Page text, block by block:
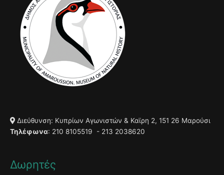
Διεύθυνση: Κυπρίων Αγωνιστών & Καϊρη 2, 151 26 Μαρούσι
Τηλέφωνα: 210 8105519 - 213 2038620
Δωρητές